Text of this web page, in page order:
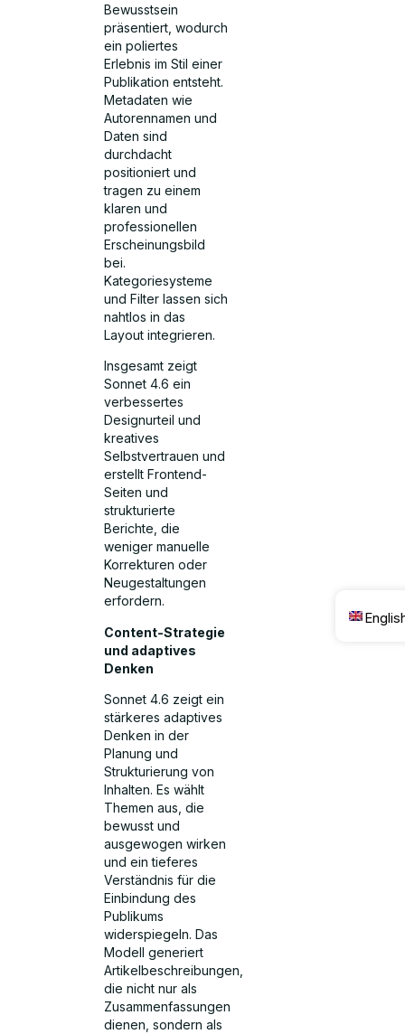
Bewusstsein
präsentiert, wodurch
ein poliertes
Erlebnis im Stil einer
Publikation entsteht.
Metadaten wie
Autorennamen und
Daten sind
durchdacht
positioniert und
tragen zu einem
klaren und
professionellen
Erscheinungsbild
bei.
Kategoriesysteme
und Filter lassen sich
nahtlos in das
Layout integrieren.
Insgesamt zeigt
Sonnet 4.6 ein
verbessertes
Designurteil und
kreatives
Selbstvertrauen und
erstellt Frontend-
Seiten und
strukturierte
Berichte, die
weniger manuelle
Korrekturen oder
Neugestaltungen
erfordern.
Content-Strategie
und adaptives
Denken
Sonnet 4.6 zeigt ein
stärkeres adaptives
Denken in der
Planung und
Strukturierung von
Inhalten. Es wählt
Themen aus, die
bewusst und
ausgewogen wirken
und ein tieferes
Verständnis für die
Einbindung des
Publikums
widerspiegeln. Das
Modell generiert
Artikelbeschreibungen,
die nicht nur als
Zusammenfassungen
dienen, sondern als